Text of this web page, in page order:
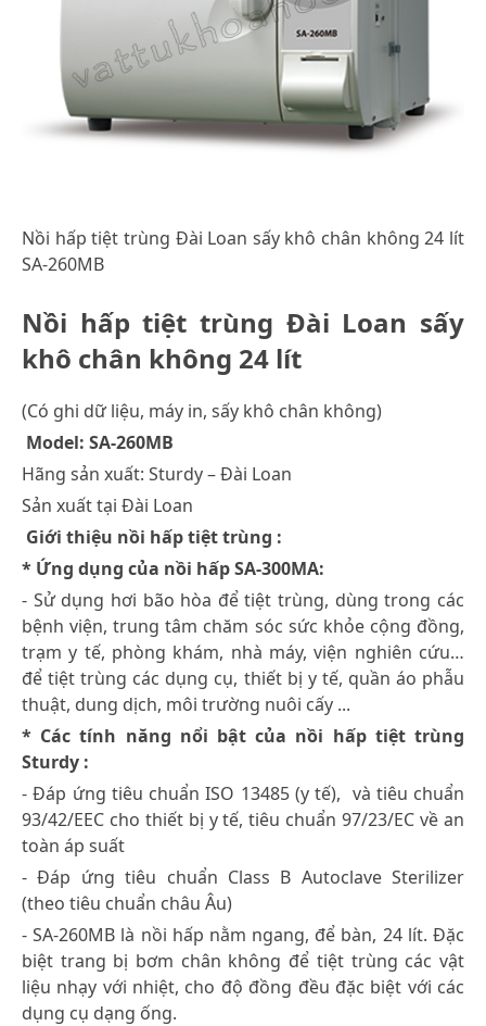
Nồi hấp tiệt trùng Đài Loan sấy khô chân không 24 lít
SA-260MB
Nồi hấp tiệt trùng Đài Loan sấy
khô chân không 24 lít
(Có ghi dữ liệu, máy in, sấy khô chân không)
Model: SA-260MB
Hãng sản xuất: Sturdy – Đài Loan
Sản xuất tại Đài Loan
Giới thiệu nồi hấp tiệt trùng :
* Ứng dụng của nồi hấp SA-300MA:
- Sử dụng hơi bão hòa để tiệt trùng, dùng trong các
bệnh viện, trung tâm chăm sóc sức khỏe cộng đồng,
trạm y tế, phòng khám, nhà máy, viện nghiên cứu…
để tiệt trùng các dụng cụ, thiết bị y tế, quần áo phẫu
thuật, dung dịch, môi trường nuôi cấy ...
* Các tính năng nổi bật của nồi hấp tiệt trùng
Sturdy :
- Đáp ứng tiêu chuẩn ISO 13485 (y tế), và tiêu chuẩn
93/42/EEC cho thiết bị y tế, tiêu chuẩn 97/23/EC về an
toàn áp suất
- Đáp ứng tiêu chuẩn Class B Autoclave Sterilizer
(theo tiêu chuẩn châu Âu)
- SA-260MB là nồi hấp nằm ngang, để bàn, 24 lít. Đặc
biệt trang bị bơm chân không để tiệt trùng các vật
liệu nhạy với nhiệt, cho độ đồng đều đặc biệt với các
dụng cụ dạng ống.